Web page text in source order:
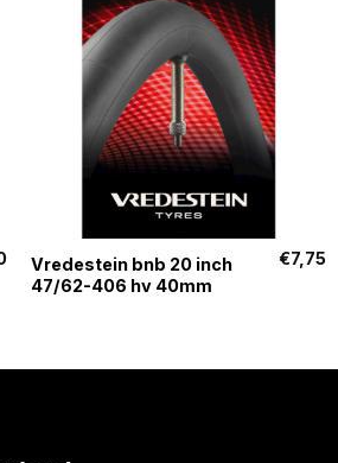
Vredestein bnb 20 inch
47/62-406 hv 40mm
€7,75